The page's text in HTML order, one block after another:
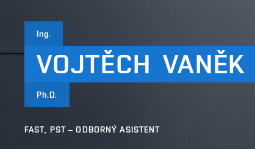
Ing.
VOJTĚCH VANĚK
Ph.D.
FAST, PST – ODBORNÝ ASISTENT